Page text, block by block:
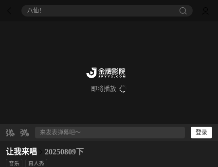
八仙！
即将播放
登录
让我来唱 20250809下
音乐 真人秀